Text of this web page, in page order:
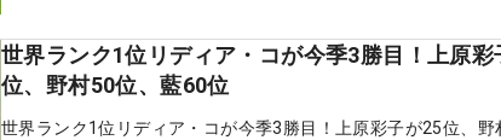
世界ランク1位リディア・コが今季3勝目！上原彩
位、野村50位、藍60位
世界ランク1位リディア・コが今季3勝目！上原彩子が25位、野